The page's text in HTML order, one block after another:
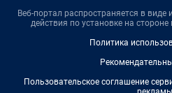
Веб-портал распространяется в виде
действия по установке на
Политика
Пользовательское соглашение